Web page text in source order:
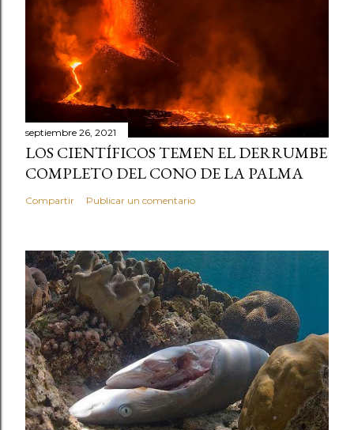
septiembre 26, 2021
LOS CIENTÍFICOS TEMEN EL DERRUMBE
COMPLETO DEL CONO DE LA PALMA
Compartir Publicar un comentario